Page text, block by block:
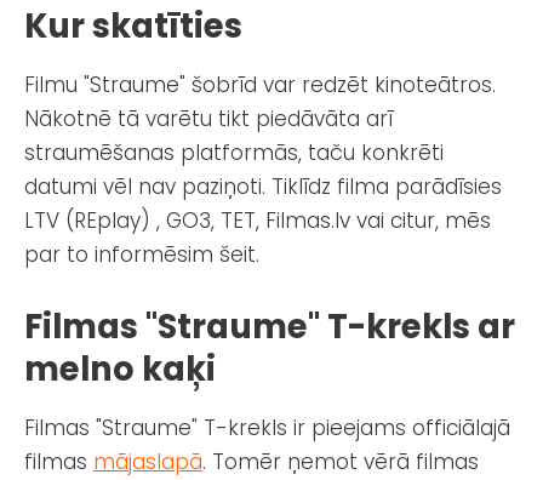
Kur skatīties
Filmu "Straume" šobrīd var redzēt kinoteātros.
Nākotnē tā varētu tikt piedāvāta arī
straumēšanas platformās, taču konkrēti
datumi vēl nav paziņoti. Tiklīdz filma parādīsies
LTV (REplay) , GO3, TET, Filmas.lv vai citur, mēs
par to informēsim šeit.
Filmas "Straume" T-krekls ar
melno kaķi
Filmas "Straume" T-krekls ir pieejams officiālajā
filmas mājaslapā. Tomēr ņemot vērā filmas